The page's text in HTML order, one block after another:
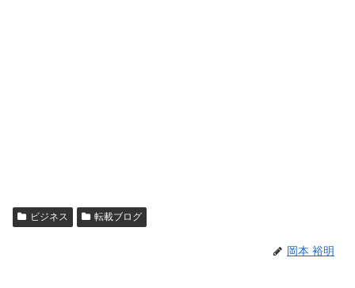
ビジネス 転載ブログ
岡本 裕明